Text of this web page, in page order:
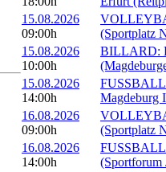
15.08.2026
09:00h
(Sportplatz
15.08.2026
10:00h
BILLARD:
15.08.2026
14:00h
Magdeburg
16.08.2026
09:00h
(Sportplatz
16.08.2026
14:00h
(Sportforum